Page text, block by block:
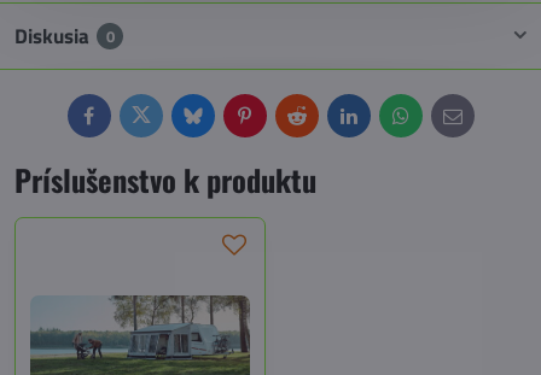
Diskusia 0
FacebookTwitterBlueskyPinterestReddit LinkedInWhatsApp
E-
mail
Príslušenstvo k produktu